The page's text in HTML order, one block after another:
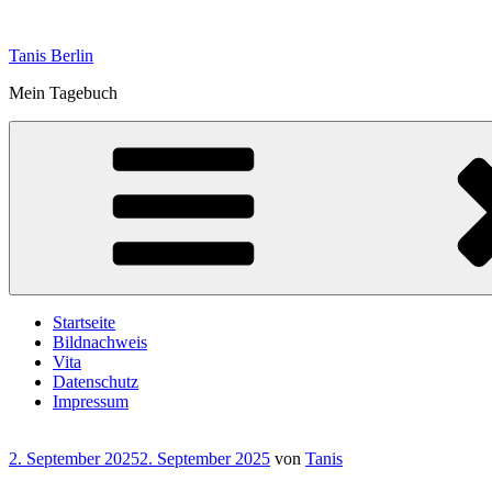
springen
Tanis Berlin
Mein Tagebuch
Startseite
Bildnachweis
Vita
Datenschutz
Impressum
Veröffentlicht
2. September 20252. September 2025 von Tanis